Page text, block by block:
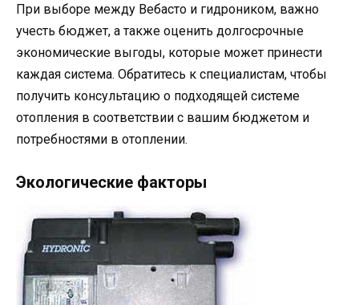
При выборе между Вебасто и гидроником, важно
учесть бюджет, а также оценить долгосрочные
экономические выгоды, которые может принести
каждая система. Обратитесь к специалистам, чтобы
получить консультацию о подходящей системе
отопления в соответствии с вашим бюджетом и
потребностями в отоплении.
Экологические факторы